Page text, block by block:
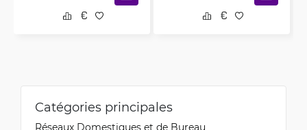
Catégories principales
Réseaux Domestiques et de Bureau